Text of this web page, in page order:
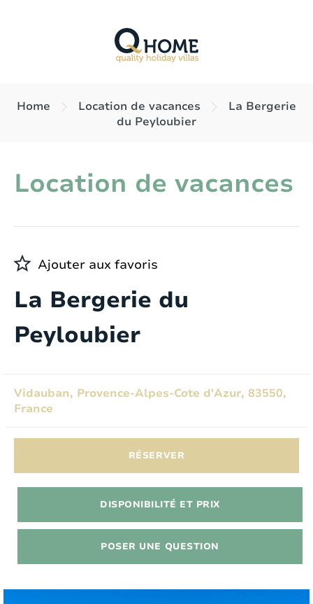
Home Location de vacances
La Bergerie
du Peyloubier
Location de vacances
La Bergerie du
Peyloubier
Ajouter aux favoris
Vidauban, Provence-Alpes-Cote d'Azur, 83550,
France
RÉSERVER
DISPONIBILITÉ ET PRIX
POSER UNE QUESTION